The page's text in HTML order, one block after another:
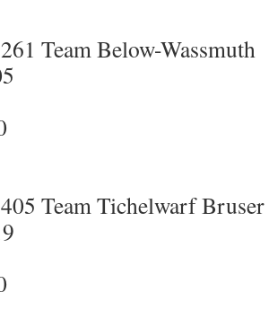
Team Below-Wassmuth
Team Tichelwarf